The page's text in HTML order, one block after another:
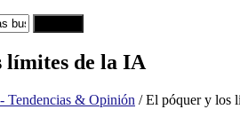
límites de la IA
Tendencias & Opinión /El póquer y los